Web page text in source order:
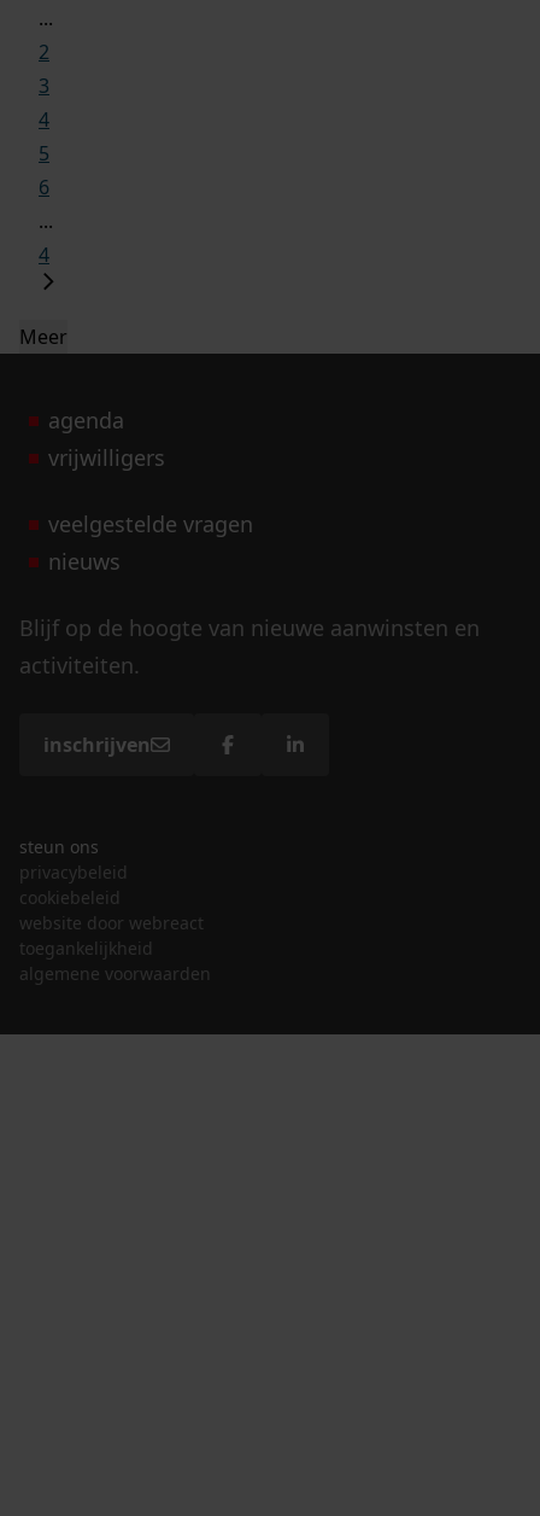
...
2
3
4
5
6
...
4
Meer
agenda
vrijwilligers
veelgestelde vragen
nieuws
Blijf op de hoogte van nieuwe aanwinsten en
activiteiten.
inschrijven
steun ons
privacybeleid
cookiebeleid
website door webreact
toegankelijkheid
algemene voorwaarden